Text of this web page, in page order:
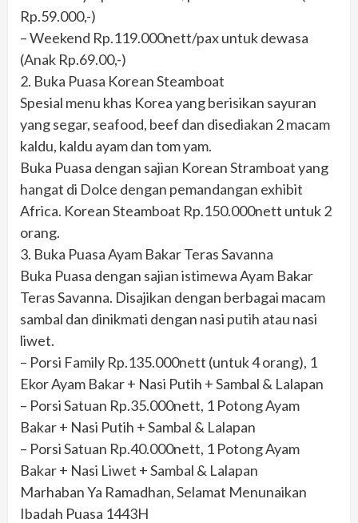
Rp.59.000,-)
– Weekend Rp.119.000nett/pax untuk dewasa
(Anak Rp.69.00,-)
2. Buka Puasa Korean Steamboat
Spesial menu khas Korea yang berisikan sayuran
yang segar, seafood, beef dan disediakan 2 macam
kaldu, kaldu ayam dan tom yam.
Buka Puasa dengan sajian Korean Stramboat yang
hangat di Dolce dengan pemandangan exhibit
Africa. Korean Steamboat Rp.150.000nett untuk 2
orang.
3. Buka Puasa Ayam Bakar Teras Savanna
Buka Puasa dengan sajian istimewa Ayam Bakar
Teras Savanna. Disajikan dengan berbagai macam
sambal dan dinikmati dengan nasi putih atau nasi
liwet.
– Porsi Family Rp.135.000nett (untuk 4 orang), 1
Ekor Ayam Bakar + Nasi Putih + Sambal & Lalapan
– Porsi Satuan Rp.35.000nett, 1 Potong Ayam
Bakar + Nasi Putih + Sambal & Lalapan
– Porsi Satuan Rp.40.000nett, 1 Potong Ayam
Bakar + Nasi Liwet + Sambal & Lalapan
Marhaban Ya Ramadhan, Selamat Menunaikan
Ibadah Puasa 1443H